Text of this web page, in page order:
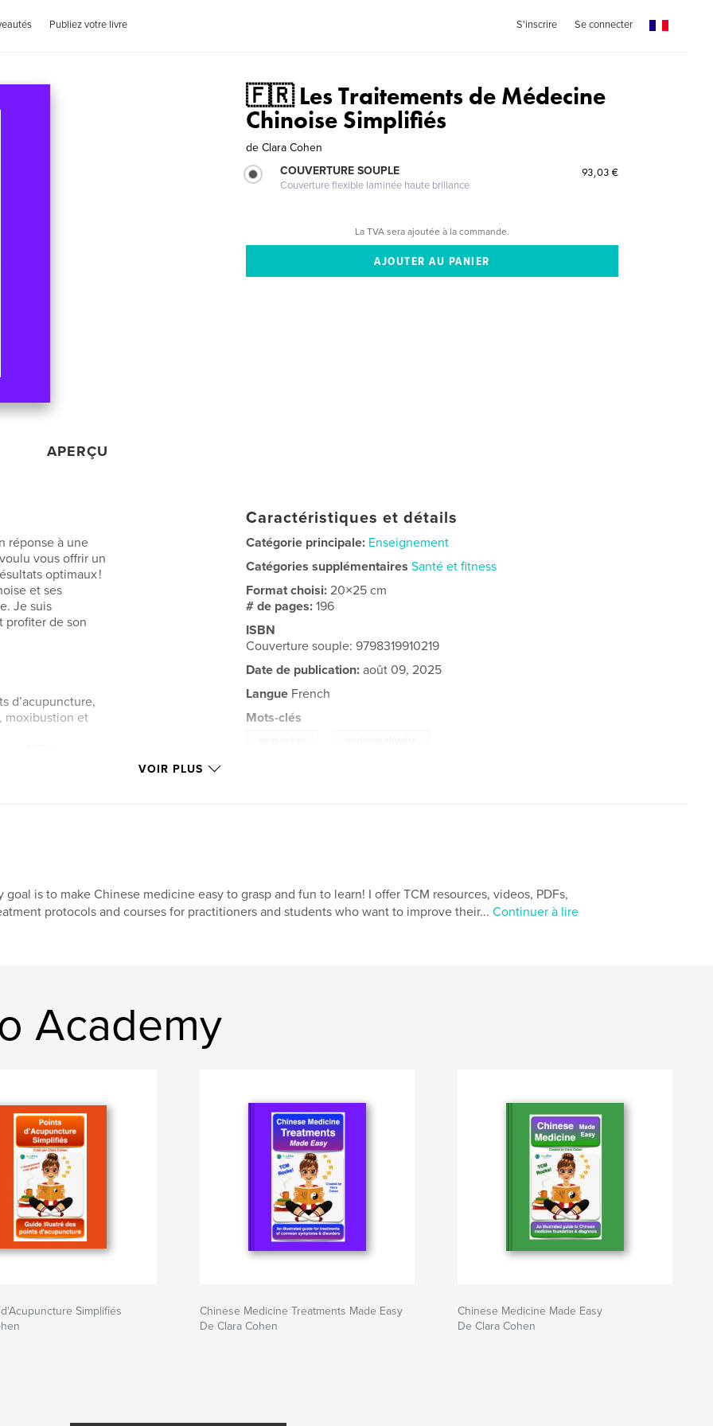
Publiez votre livre S'inscrire Se connecter
APERÇU
🇫🇷 Les Traitements de Médecine
Chinoise Simplifiés
de Clara Cohen
COUVERTURE SOUPLE
Couverture flexible laminée haute brillance
93,03 €
La TVA sera ajoutée à la commande.
réponse à une
vous offrir un
optimaux !
et ses
Je suis
profiter de son
d’acupuncture,
moxibustion et
fréquents
la période pré et
Caractéristiques et détails
Catégorie principale: Enseignement
Catégories supplémentaires Santé et fitness
Format choisi:20×25 cm
# de pages:196
ISBN
Couverture souple: 9798319910219
Date de publication: août 09, 2025
Langue French
Mots-clés
VOIR PLUS
goal is to make Chinese medicine easy to grasp and fun to learn! I offer TCM resources, videos, PDFs,
protocols and courses for practitioners and students who want to improve their... Continuer à lire
Academy
Simplifiés
Chinese Medicine Treatments Made Easy
De Clara Cohen
Chinese Medicine Made Easy
De Clara Cohen